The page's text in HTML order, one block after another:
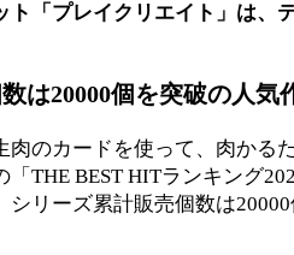
ト「プレイクリエイト」は、
は20000個を突破の人気
肉のカードを使って、肉か
THE BEST HITランキング
リーズ累計販売個数は20000